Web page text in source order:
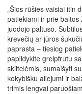
„Šios rūšies vaisiai itin
patiekiami ir prie
juodojo paltuso.
krevečių ar jūros
paprasta – tiesiog
papildykite greipfrutu
skiltelėmis, sumaišyti
kokybišku aliejumi ir
trimis lengvai